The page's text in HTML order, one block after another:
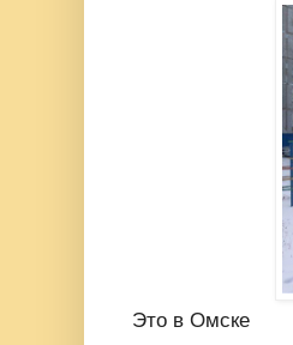
Это в Омске